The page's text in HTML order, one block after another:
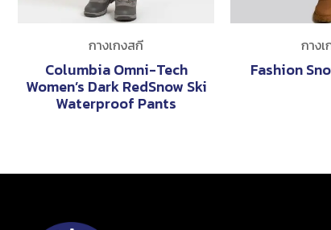
กางเกงสกี
Columbia Omni-Tech
Women’s Dark RedSnow Ski
Waterproof Pants
กาง
Fashion